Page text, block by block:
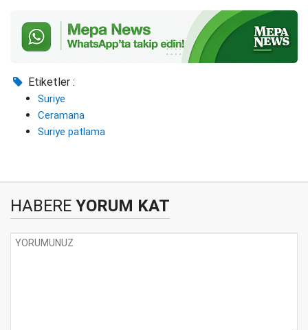
Etiketler :
Suriye
Ceramana
Suriye patlama
HABERE YORUM KAT